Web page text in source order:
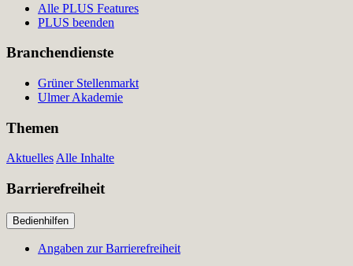
Alle PLUS Features
PLUS beenden
Branchendienste
Grüner Stellenmarkt
Ulmer Akademie
Themen
AktuellesAlle Inhalte
Barrierefreiheit
Bedienhilfen
Angaben zur Barrierefreiheit